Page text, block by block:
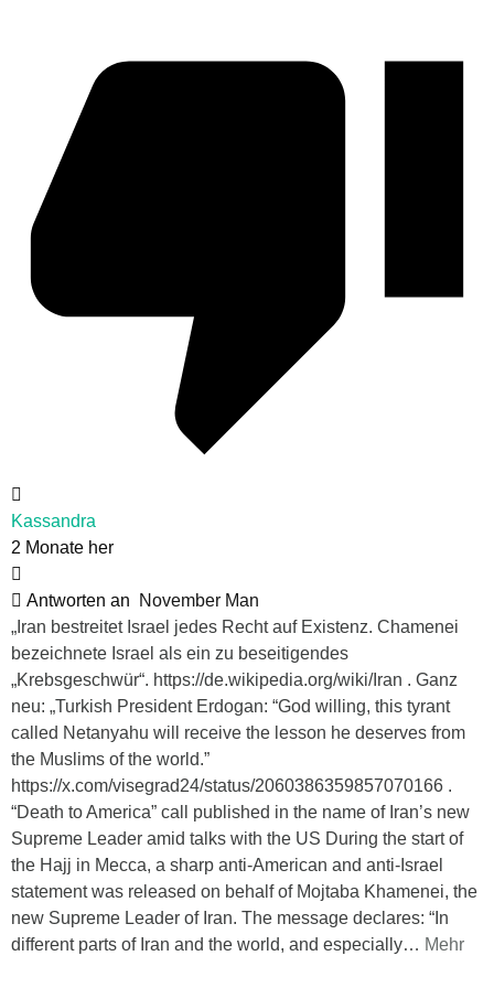
Kassandra
2 Monate her
Antworten an
November Man
„Iran bestreitet Israel jedes Recht auf Existenz. Chamenei
bezeichnete Israel als ein zu beseitigendes
„Krebsgeschwür“. https://de.wikipedia.org/wiki/Iran . Ganz
neu: „Turkish President Erdogan: “God willing, this tyrant
called Netanyahu will receive the lesson he deserves from
the Muslims of the world.”
https://x.com/visegrad24/status/2060386359857070166 .
“Death to America” call published in the name of Iran’s new
Supreme Leader amid talks with the US During the start of
the Hajj in Mecca, a sharp anti-American and anti-Israel
statement was released on behalf of Mojtaba Khamenei, the
new Supreme Leader of Iran. The message declares: “In
different parts of Iran and the world, and especially… Mehr